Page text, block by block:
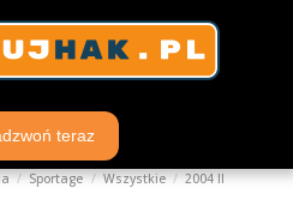
teraz
Sportage Wszystkie
2004 II